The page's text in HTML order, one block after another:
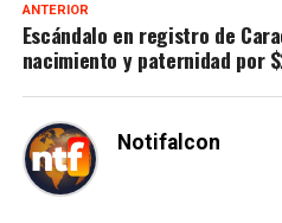
ANTERIOR
Escándalo en registro de
nacimiento y paternidad por
Notifalcon